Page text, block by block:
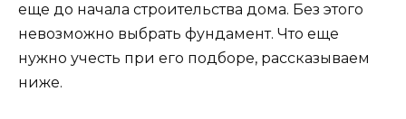
еще до начала строительства дома. Без этого
невозможно выбрать фундамент. Что еще
нужно учесть при его подборе, рассказываем
ниже.